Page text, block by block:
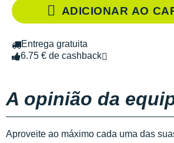
ADICIONAR AO
Entrega gratuita
6.75 € de cashback
A opinião da
Aproveite ao máximo cada uma das